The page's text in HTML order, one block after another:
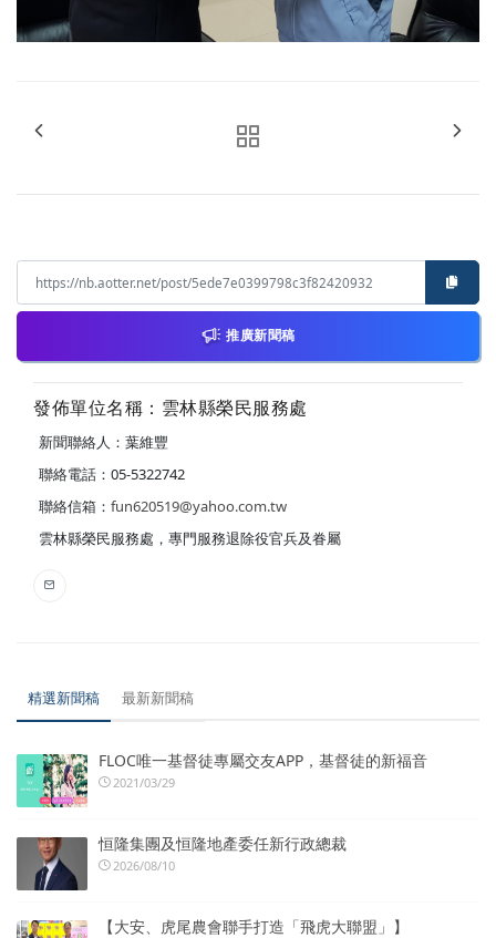
推廣新聞稿
發佈單位名稱：雲林縣榮民服務處
新聞聯絡人：葉維豐
聯絡電話：05-5322742
聯絡信箱： fun620519@yahoo.com.tw
雲林縣榮民服務處，專門服務退除役官兵及眷屬
精選新聞稿 最新新聞稿
FLOC唯一基督徒專屬交友APP，基督徒的新福音
2021/03/29
恒隆集團及恒隆地產委任新行政總裁
2026/08/10
【大安、虎尾農會聯手打造「飛虎大聯盟」】